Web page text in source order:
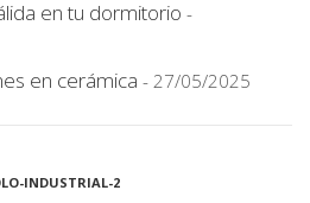
en tu dormitorio -
en cerámica - 27/05/2025
INDUSTRIAL-2